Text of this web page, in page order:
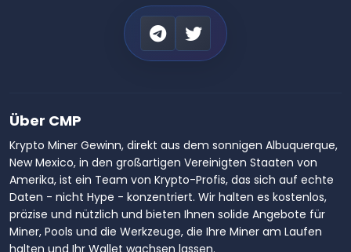
Über CMP
Krypto Miner Gewinn, direkt aus dem sonnigen Albuquerque,
New Mexico, in den großartigen Vereinigten Staaten von
Amerika, ist ein Team von Krypto-Profis, das sich auf echte
Daten - nicht Hype - konzentriert. Wir halten es kostenlos,
präzise und nützlich und bieten Ihnen solide Angebote für
Miner, Pools und die Werkzeuge, die Ihre Miner am Laufen